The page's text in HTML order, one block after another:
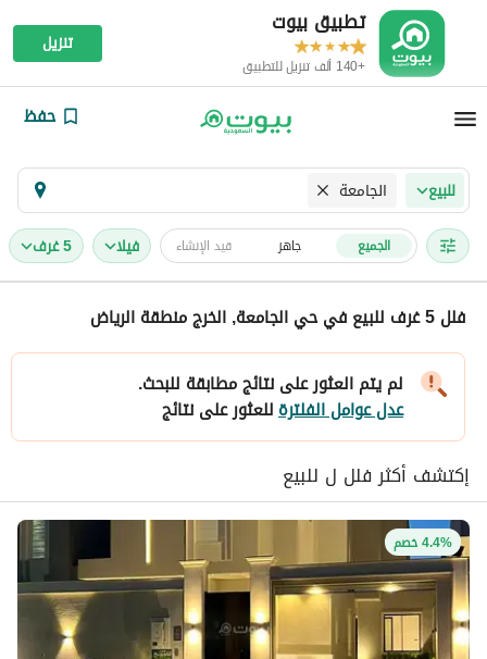
تطبيق بيوت
+140 ألف تنزيل للتطبيق
تنزيل
حفظ
للبيع الجامعة
الجميع جاهز قيد الإنشاء فیلا 5 غرف
فلل 5 غرف للبيع في حي الجامعة, الخرج منطقة الرياض
لم يتم العثور على نتائج مطابقة للبحث.
عدل عوامل الفلترةللعثور على نتائج
إكتشف أكثر فلل ل للبيع
4.4% خصم